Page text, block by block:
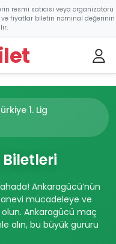
resmi satıcısı veya organizatörü
ve fiyatlar biletin nominal değerinin
1. Lig
Ankaragücü’nün
mücadeleye ve
Ankaragücü maç
alın, bu büyük gururu